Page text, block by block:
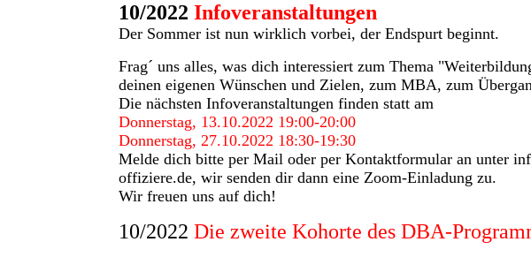
10/2022 Infoveranstaltungen
Der Sommer ist nun wirklich vorbei, der Endspurt beginnt.
Frag´ uns alles, was dich interessiert zum Thema
deinen eigenen Wünschen und Zielen, zum MBA, zum
Die nächsten Infoveranstaltungen finden statt am
Donnerstag, 13.10.2022 19:00-20:00
Donnerstag, 27.10.2022 18:30-19:30
Melde dich bitte per Mail oder per Kontaktformular an unter
offiziere.de, wir senden dir dann eine Zoom-Einladung zu.
Wir freuen uns auf dich!
10/2022 Die zweite Kohorte des DBA-